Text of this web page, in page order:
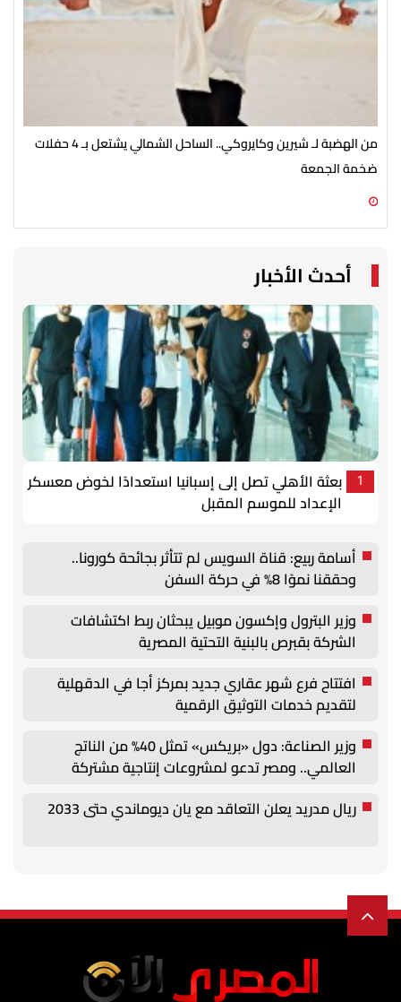
من الهضبة لـ شيرين وكايروكي.. الساحل الشمالي يشتعل بـ 4 حفلات
ضخمة الجمعة
أحدث الأخبار
1
بعثة الأهلي تصل إلى إسبانيا استعدادًا لخوض معسكر
الإعداد للموسم المقبل
أسامة ربيع: قناة السويس لم تتأثر بجائحة كورونا..
وحققنا نموًا 8% في حركة السفن
وزير البترول وإكسون موبيل يبحثان ربط اكتشافات
الشركة بقبرص بالبنية التحتية المصرية
افتتاح فرع شهر عقاري جديد بمركز أجا في الدقهلية
لتقديم خدمات التوثيق الرقمية
وزير الصناعة: دول «بريكس» تمثل 40% من الناتج
العالمي.. ومصر تدعو لمشروعات إنتاجية مشتركة
ريال مدريد يعلن التعاقد مع يان ديوماندي حتى 2033